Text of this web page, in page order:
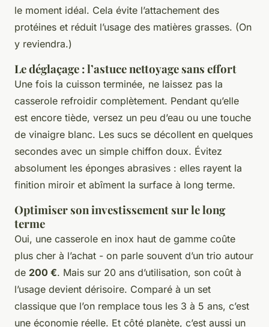
le moment idéal. Cela évite l’attachement des
protéines et réduit l’usage des matières grasses. (On
y reviendra.)
Le déglaçage : l’astuce nettoyage sans effort
Une fois la cuisson terminée, ne laissez pas la
casserole refroidir complètement. Pendant qu’elle
est encore tiède, versez un peu d’eau ou une touche
de vinaigre blanc. Les sucs se décollent en quelques
secondes avec un simple chiffon doux. Évitez
absolument les éponges abrasives : elles rayent la
finition miroir et abîment la surface à long terme.
Optimiser son investissement sur le long
terme
Oui, une casserole en inox haut de gamme coûte
plus cher à l’achat - on parle souvent d’un trio autour
de 200 €. Mais sur 20 ans d’utilisation, son coût à
l’usage devient dérisoire. Comparé à un set
classique que l’on remplace tous les 3 à 5 ans, c’est
une économie réelle. Et côté planète, c’est aussi un